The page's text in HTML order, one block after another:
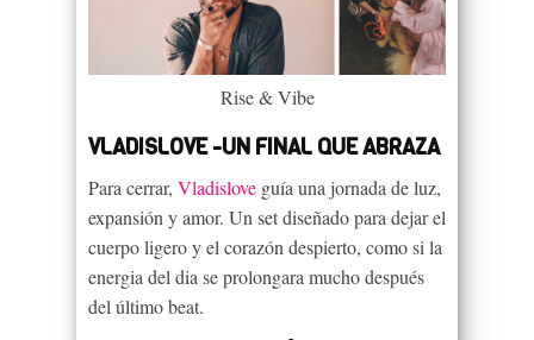
Rise & Vibe
VLADISLOVE -UN FINAL QUE ABRAZA
Para cerrar, Vladislove guía una jornada de luz,
expansión y amor. Un set diseñado para dejar el
cuerpo ligero y el corazón despierto, como si la
energia del dia se prolongara mucho después
del último beat.